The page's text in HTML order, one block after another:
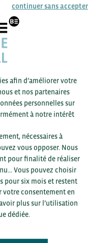
Se
continuer sans accepter
afin d’améliorer votre
et nos partenaires
personnelles sur
à notre intérêt
nécessaires à
vous opposer. Nous
pour finalité de réaliser
Vous pouvez choisir
pour six mois et restent
consentement en
plus sur l’utilisation
dédiée.